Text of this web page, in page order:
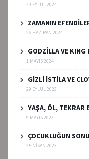
29 EYLÜL 2024
ZAMANIN
26 HAZIRAN 2024
GODZİLLA VE KING
1 MAYIS 2024
GİZLİ İSTİLA VE
29 EYLÜL 2023
YAŞA, ÖL, TEKRAR
9 MAYIS 2023
ÇOCUKLUĞUN SONU
25 NISAN 2023